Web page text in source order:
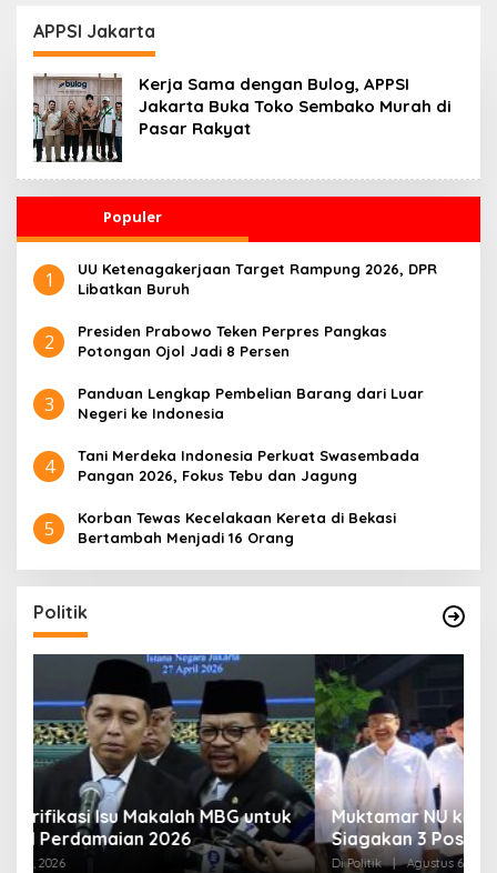
APPSI Jakarta
Kerja Sama dengan Bulog, APPSI
Jakarta Buka Toko Sembako Murah di
Pasar Rakyat
Populer
1
UU Ketenagakerjaan Target Rampung 2026, DPR
Libatkan Buruh
2
Presiden Prabowo Teken Perpres Pangkas
Potongan Ojol Jadi 8 Persen
3
Panduan Lengkap Pembelian Barang dari Luar
Negeri ke Indonesia
4
Tani Merdeka Indonesia Perkuat Swasembada
Pangan 2026, Fokus Tebu dan Jagung
5
Korban Tewas Kecelakaan Kereta di Bekasi
Bertambah Menjadi 16 Orang
Politik
Muktamar NU ke-35 di Jombang, Panitia
Siagakan 3 Posko Kesehatan 24 Jam
Di Politik Agustus 6, 2026